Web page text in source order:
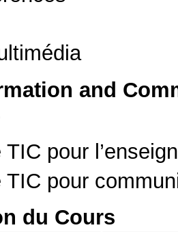
and
pour
TIC pour
du Cours